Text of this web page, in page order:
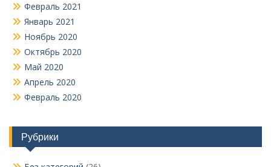
Февраль 2021
Январь 2021
Ноябрь 2020
Октябрь 2020
Май 2020
Апрель 2020
Февраль 2020
Рубрики